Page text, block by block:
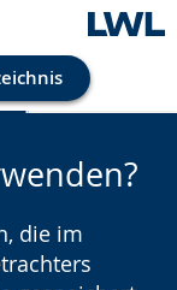
die im